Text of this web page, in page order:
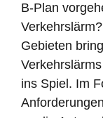
B-Plan
Gebieten
ins Spiel. Im